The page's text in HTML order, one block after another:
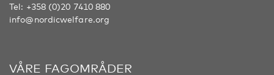
Tel: +358 (0)20 7410 880
info@nordicwelfare.org
VÅRE FAGOMRÅDER